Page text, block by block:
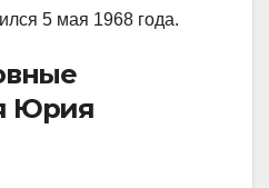
5 мая 1968 года.
Юрия